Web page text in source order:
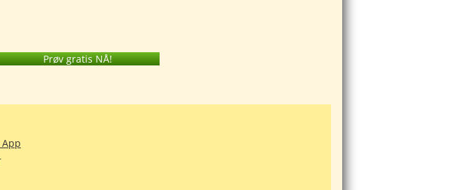
Prøv gratis NÅ!